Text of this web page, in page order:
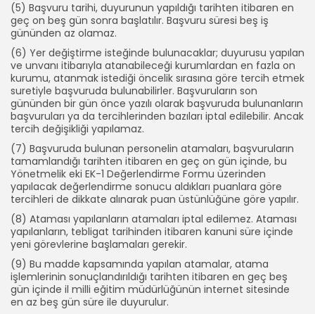
(5) Başvuru tarihi, duyurunun yapıldığı tarihten itibaren en
geç on beş gün sonra başlatılır. Başvuru süresi beş iş
gününden az olamaz.
(6) Yer değiştirme isteğinde bulunacaklar; duyurusu yapılan
ve unvanı itibarıyla atanabileceği kurumlardan en fazla on
kurumu, atanmak istediği öncelik sırasına göre tercih etmek
suretiyle başvuruda bulunabilirler. Başvuruların son
gününden bir gün önce yazılı olarak başvuruda bulunanların
başvuruları ya da tercihlerinden bazıları iptal edilebilir. Ancak
tercih değişikliği yapılamaz.
(7) Başvuruda bulunan personelin atamaları, başvuruların
tamamlandığı tarihten itibaren en geç on gün içinde, bu
Yönetmelik eki EK-1 Değerlendirme Formu üzerinden
yapılacak değerlendirme sonucu aldıkları puanlara göre
tercihleri de dikkate alınarak puan üstünlüğüne göre yapılır.
(8) Ataması yapılanların atamaları iptal edilemez. Ataması
yapılanların, tebligat tarihinden itibaren kanuni süre içinde
yeni görevlerine başlamaları gerekir.
(9) Bu madde kapsamında yapılan atamalar, atama
işlemlerinin sonuçlandırıldığı tarihten itibaren en geç beş
gün içinde il milli eğitim müdürlüğünün internet sitesinde
en az beş gün süre ile duyurulur.